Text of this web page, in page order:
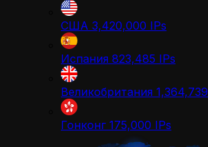
США 3,420,000 IPs
Испания 823,485 IPs
Великобритания 1,364,739
Гонконг 175,000 IPs